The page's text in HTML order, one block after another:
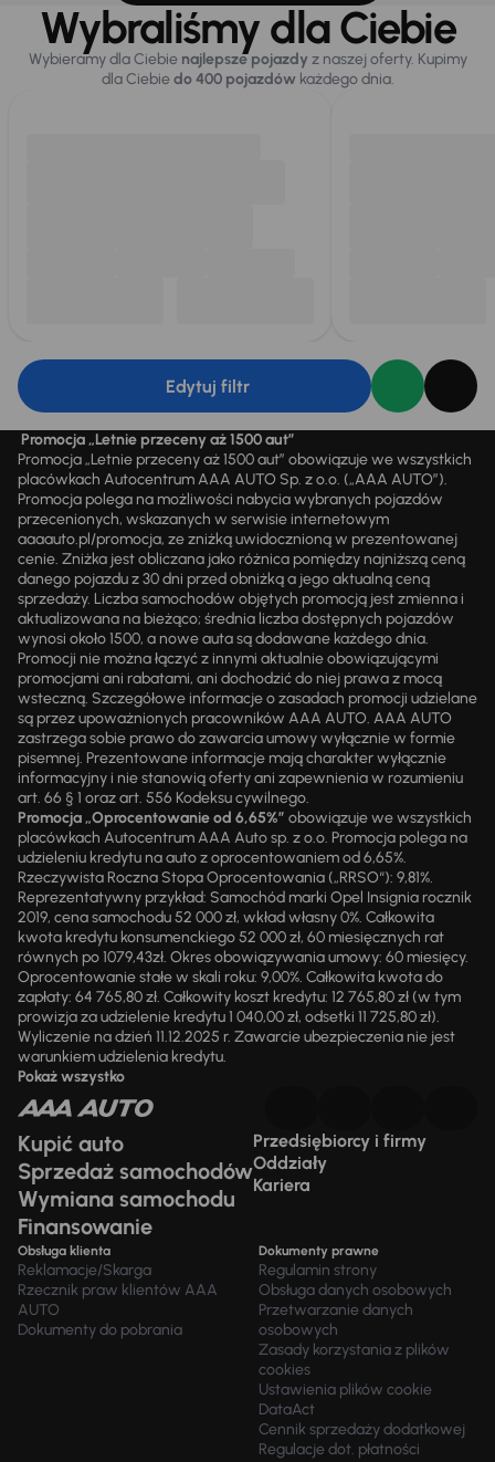
Wybraliśmy dla Ciebie
Wybieramy dla Ciebie najlepsze pojazdy z naszej oferty. Kupimy
dla Ciebiedo 400 pojazdówkażdego dnia.
Edytuj filtr
Promocja „Letnie przeceny aż 1500 aut”
Promocja „Letnie przeceny aż 1500 aut” obowiązuje we wszystkich
placówkach Autocentrum AAA AUTO Sp. z o.o. („AAA AUTO”).
Promocja polega na możliwości nabycia wybranych pojazdów
przecenionych, wskazanych w serwisie internetowym
aaaauto.pl/promocja, ze zniżką uwidocznioną w prezentowanej
cenie. Zniżka jest obliczana jako różnica pomiędzy najniższą ceną
danego pojazdu z 30 dni przed obniżką a jego aktualną ceną
sprzedaży. Liczba samochodów objętych promocją jest zmienna i
aktualizowana na bieżąco; średnia liczba dostępnych pojazdów
wynosi około 1500, a nowe auta są dodawane każdego dnia.
Promocji nie można łączyć z innymi aktualnie obowiązującymi
promocjami ani rabatami, ani dochodzić do niej prawa z mocą
wsteczną. Szczegółowe informacje o zasadach promocji udzielane
są przez upoważnionych pracowników AAA AUTO. AAA AUTO
zastrzega sobie prawo do zawarcia umowy wyłącznie w formie
pisemnej. Prezentowane informacje mają charakter wyłącznie
informacyjny i nie stanowią oferty ani zapewnienia w rozumieniu
art. 66 § 1 oraz art. 556 Kodeksu cywilnego.
Promocja „Oprocentowanie od 6,65%” obowiązuje we wszystkich
placówkach Autocentrum AAA Auto sp. z o.o. Promocja polega na
udzieleniu kredytu na auto z oprocentowaniem od 6,65%.
Rzeczywista Roczna Stopa Oprocentowania („RRSO“): 9,81%.
Reprezentatywny przykład: Samochód marki Opel Insignia rocznik
2019, cena samochodu 52 000 zł, wkład własny 0%. Całkowita
kwota kredytu konsumenckiego 52 000 zł, 60 miesięcznych rat
równych po 1079,43zł. Okres obowiązywania umowy: 60 miesięcy.
Oprocentowanie stałe w skali roku: 9,00%. Całkowita kwota do
zapłaty: 64 765,80 zł. Całkowity koszt kredytu: 12 765,80 zł (w tym
prowizja za udzielenie kredytu 1 040,00 zł, odsetki 11 725,80 zł).
Wyliczenie na dzień 11.12.2025 r. Zawarcie ubezpieczenia nie jest
warunkiem udzielenia kredytu.
Pokaż wszystko
Kupić auto
Sprzedaż samochodów
Wymiana samochodu
Finansowanie
Przedsiębiorcy i firmy
Oddziały
Kariera
Obsługa klienta
Reklamacje/Skarga
Rzecznik praw klientów AAA
AUTO
Dokumenty do pobrania
Dokumenty prawne
Regulamin strony
Obsługa danych osobowych
Przetwarzanie danych
osobowych
Zasady korzystania z plików
cookies
Ustawienia plików cookie
DataAct
Cennik sprzedaży dodatkowej
Regulacje dot. płatności